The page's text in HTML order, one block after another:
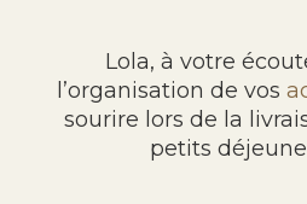
Lola, à votre
l’organisation de vos
sourire lors de la
petits